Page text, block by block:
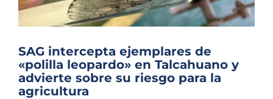
Noticias
Columnas
Música Clásica
SAG intercepta ejemplares de
«polilla leopardo» en Talcahuano y
advierte sobre su riesgo para la
agricultura